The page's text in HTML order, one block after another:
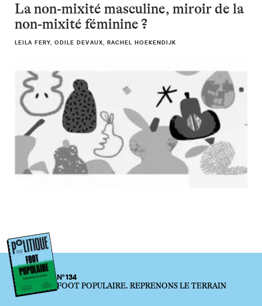
La non-mixité masculine, miroir de la
non-mixité féminine ?
LEILA FERY, ODILE DEVAUX, RACHEL HOEKENDIJK
N°134
FOOT POPULAIRE. REPRENONS LE TERRAIN